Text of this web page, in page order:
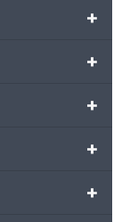
+
+
+
+
+